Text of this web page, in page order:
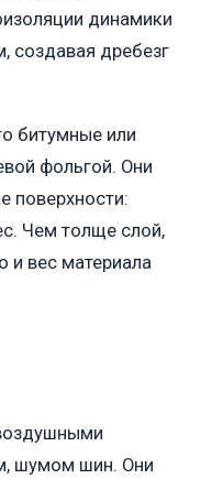
динамики
создавая дребезг
битумные или
фольгой. Они
поверхности:
Чем толще слой,
и вес материала
шумом шин. Они